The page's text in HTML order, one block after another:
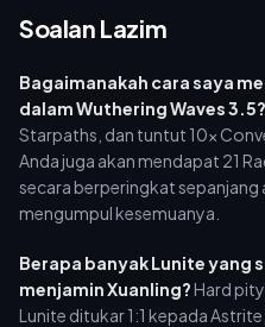
Soalan Lazim
Bagaimanakah cara saya
dalam Wuthering Waves 3.5?
Starpaths, dan tuntut 10x
Anda juga akan mendapat 21
secara berperingkat
mengumpul kesemuanya.
Berapa banyak Lunite yang
menjamin Xuanling?Hard
Lunite ditukar 1:1 kepada